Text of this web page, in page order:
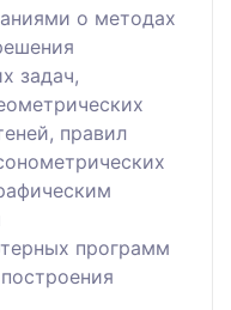
о методах
задач,
правил
программ